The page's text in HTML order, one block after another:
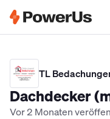
TL
Dachdecker
Vor 2 Monaten